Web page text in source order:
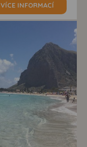
VÍCE INFORMACÍ